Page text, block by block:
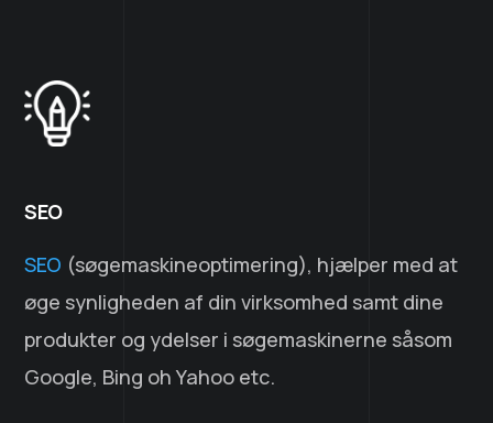
SEO
SEO (søgemaskineoptimering), hjælper med at
øge synligheden af din virksomhed samt dine
produkter og ydelser i søgemaskinerne såsom
Google, Bing oh Yahoo etc.